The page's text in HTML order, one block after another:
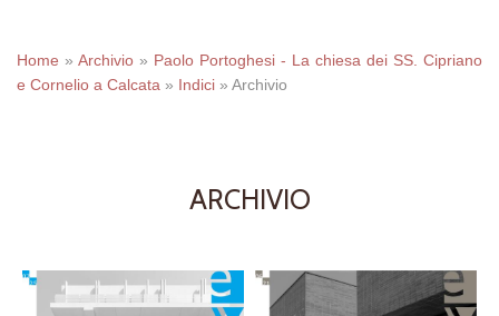
Home » Archivio » Paolo Portoghesi - La chiesa dei SS. Cipriano
e Cornelio a Calcata » Indici » Archivio
ARCHIVIO